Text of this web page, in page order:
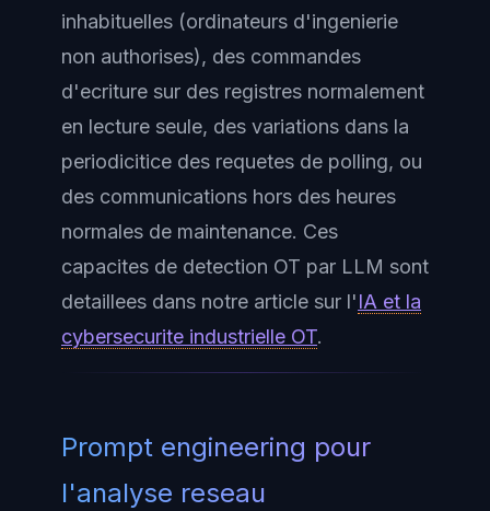
inhabituelles (ordinateurs d'ingenierie
non authorises), des commandes
d'ecriture sur des registres normalement
en lecture seule, des variations dans la
periodicitice des requetes de polling, ou
des communications hors des heures
normales de maintenance. Ces
capacites de detection OT par LLM sont
detaillees dans notre article sur l'IA et la
cybersecurite industrielle OT.
Prompt engineering pour
l'analyse reseau